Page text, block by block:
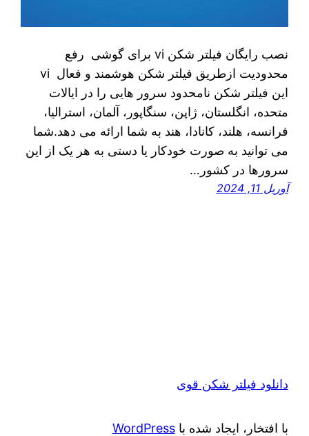
نصب رایگان فیلتر شکن vi برای گوشی رفع
محدودیت ازطریق فیلتر شکن هوشمند و فعال vi
این فیلتر شکن نامحدود سرور هایی را در ایالات
متحده، انگلستان، ژاپن، سنگاپور، آلمان، استرالیا،
فرانسه، هلند، کانادا، هند به شما ارائه می دهد.شما
می توانید به صورت خودکار یا دستی به هر یک از این
سرورها در کشور…
آوریل 11, 2024
دانلود فیلتر شکن قوی
با افتخار، ایجاد شده باWordPress